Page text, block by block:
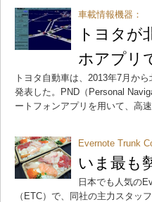
車載情報機器：
トヨタが
ホアプリ
トヨタ自動車は、2013年7月か
発表した。PND（Personal
ートフォンアプリを用いて、高
Evernote Trunk
いま最も
日本でも人気の
（ETC）で、同社の主力スタッ